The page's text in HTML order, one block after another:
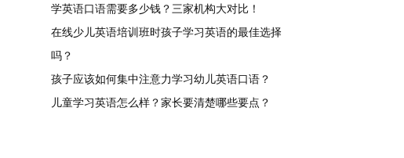
学英语口语需要多少钱？三家机构大对比！
在线少儿英语培训班时孩子学习英语的最佳选择
吗？
孩子应该如何集中注意力学习幼儿英语口语？
儿童学习英语怎么样？家长要清楚哪些要点？